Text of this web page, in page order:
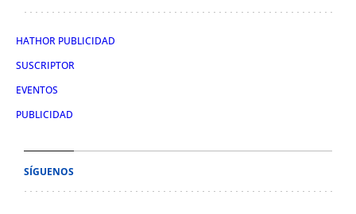
HATHOR PUBLICIDAD
SUSCRIPTOR
EVENTOS
PUBLICIDAD
SÍGUENOS